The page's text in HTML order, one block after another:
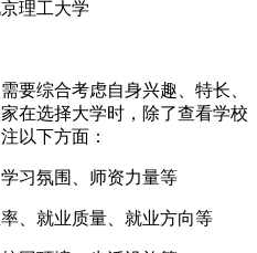
理工大学
要综合考虑自身兴趣、特长、
在选择大学时，除了查看学校
以下方面：
习氛围、师资力量等
、就业质量、就业方向等